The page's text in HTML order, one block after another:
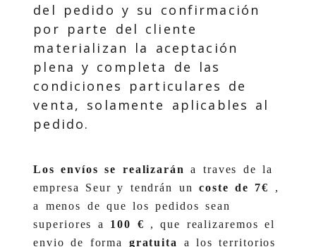
del pedido y su confirmación
por parte del cliente
materializan la aceptación
plena y completa de las
condiciones particulares de
venta, solamente aplicables al
pedido.
Los envíos se realizarán
a traves de la
empresa Seur y tendrán un coste de 7€
,
a menos de que los pedidos sean
superiores a 100 € , que realizaremos el
envio de forma gratuita
a los territorios